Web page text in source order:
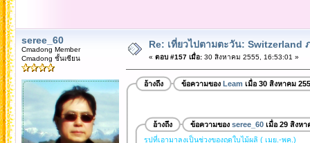
seree_60
Cmadong Member
Cmadong ชั้นเซียน
Re: เที่ยวไปตามตะวัน: Switzerland
« ตอบ #157 เมื่อ:30 สิงหาคม 2555, 16:53:01 »
อ้างถึง ข้อความของ Leam เมื่อ 30 สิงหาคม
อ้างถึง ข้อความของ seree_60เมื่อ 29 สิงหา
รูปที่เอามาลงเป็นช่วงของฤดูใบไม้ผลิ ( เมย.-พค.)